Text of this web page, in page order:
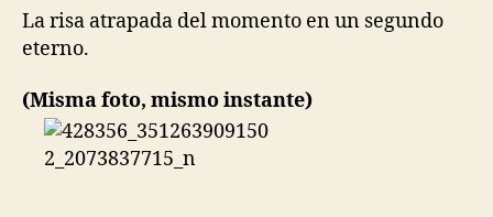
La risa atrapada del momento en un segundo
eterno.
(Misma foto, mismo instante)